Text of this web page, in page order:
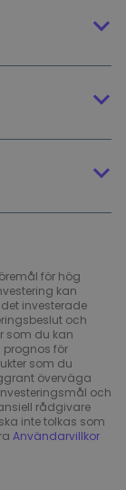
för hög
kan
investerade
och
som du kan
prognos för
som du
överväga
och
rådgivare
inte tolkas som
Användarvillkor